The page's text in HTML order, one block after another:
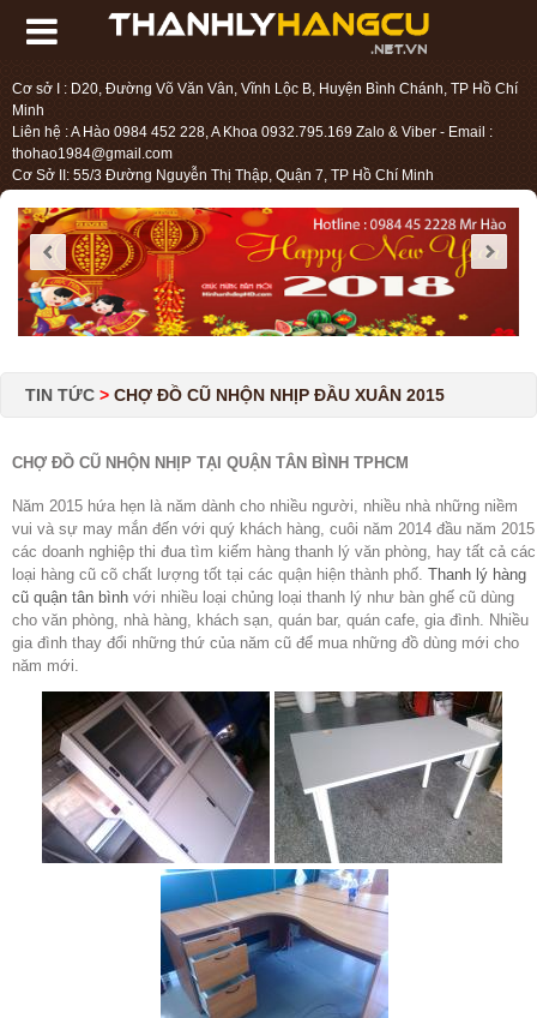
Cơ sở I : D20, Đường Võ Văn Vân, Vĩnh Lộc B, Huyện Bình Chánh, TP Hồ Chí
Minh
Liên hệ : A Hào 0984 452 228, A Khoa 0932.795.169 Zalo & Viber - Email :
thohao1984@gmail.com
Cơ Sở II: 55/3 Đường Nguyễn Thị Thập, Quận 7, TP Hồ Chí Minh
TIN TỨC > CHỢ ĐỒ CŨ NHỘN NHỊP ĐẦU XUÂN 2015
CHỢ ĐỒ CŨ NHỘN NHỊP TẠI QUẬN TÂN BÌNH TPHCM
Năm 2015 hứa hẹn là năm dành cho nhiều người, nhiều nhà những niềm
vui và sự may mắn đến với quý khách hàng, cuôi năm 2014 đầu năm 2015
các doanh nghiệp thi đua tìm kiếm hàng thanh lý văn phòng, hay tất cả các
loại hàng cũ cõ chất lượng tốt tại các quận hiện thành phố. Thanh lý hàng
cũ quận tân bình với nhiều loại chủng loại thanh lý như bàn ghế cũ dùng
cho văn phòng, nhà hàng, khách sạn, quán bar, quán cafe, gia đình. Nhiều
gia đình thay đổi những thứ của năm cũ để mua những đồ dùng mới cho
năm mới.